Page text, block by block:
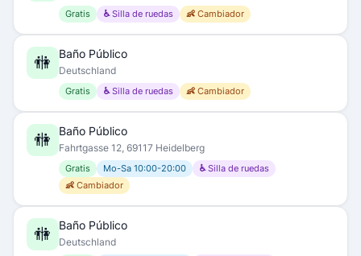
Gratis ♿ Silla de ruedas 👶 Cambiador
🚻 Baño Público
Deutschland
Gratis ♿ Silla de ruedas 👶 Cambiador
🚻 Baño Público
Fahrtgasse 12, 69117 Heidelberg
Gratis Mo-Sa 10:00-20:00
♿ Silla de ruedas
👶 Cambiador
🚻 Baño Público
Deutschland